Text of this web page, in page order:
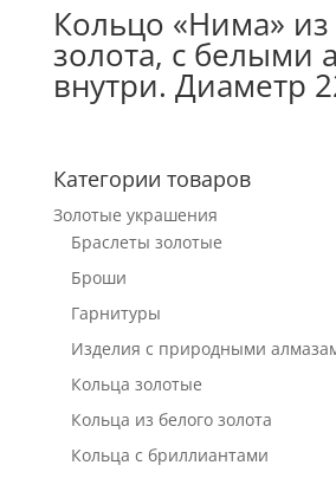
Кольцо «Нима» из
золота, с белыми
внутри. Диаметр
Категории товаров
Золотые украшения
Браслеты золотые
Броши
Гарнитуры
Изделия с природными
Кольца золотые
Кольца из белого золота
Кольца с бриллиантами